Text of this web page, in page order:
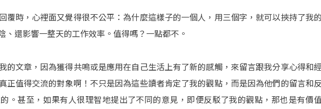
覆時，心裡面又覺得很不公平：為什麼這樣子的一個人，用三個字，就可以挾持了我的
、還影響一整天的工作效率。值得嗎？一點都不。
的文章，因為獲得共鳴或是應用在自己生活上有了新的感觸，來留言跟我分享心得和經
正值得交流的對象啊！不只是因為這些讀者肯定了我的觀點，而是因為他們的留言和反
。甚至，如果有人很理智地提出了不同的意見，即便反駁了我的觀點，那也是有價